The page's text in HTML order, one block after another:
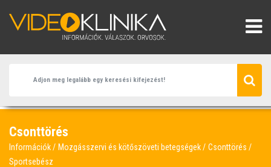
Csonttörés
Információk Mozgásszervi és kötőszöveti betegségek
Csonttörés
Sportsebész